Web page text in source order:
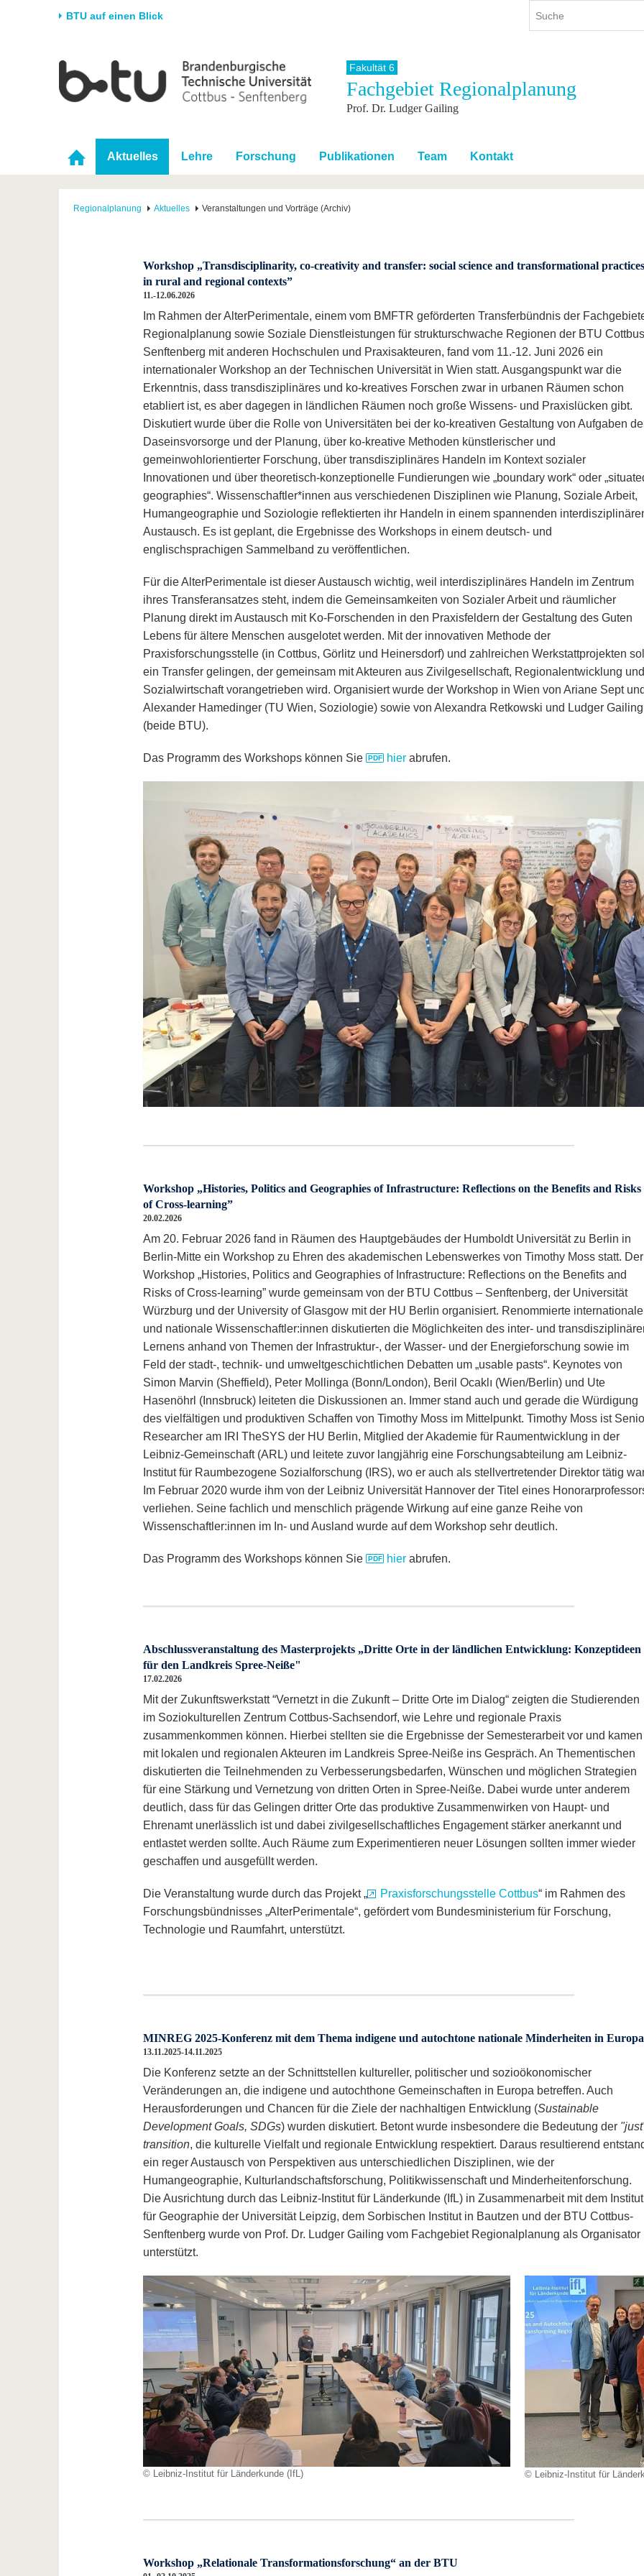
BTU auf einen Blick
Universität
Karriere & Engagement
Partnerschaften &
Strukturwandel
Forschung
Förderung
Wissenschaftlicher
Nachwuchs
Studium
Studienangebot
Im Studium
Nach dem Studium
International
Internationales Profil
Mit der BTU ins Ausland
Für internationale
Studierende
Weiterbildung
Fakultät 6
Fachgebiet Regionalplanung
Prof. Dr. Ludger Gailing
Aktuelles Lehre Forschung Publikationen Team Kontakt
Regionalplanung Aktuelles Veranstaltungen und Vorträge (Archiv)
Workshop „Transdisciplinarity, co-creativity and transfer: social science and transformational practices
in rural and regional contexts”
11.-12.06.2026
Im Rahmen der AlterPerimentale, einem vom BMFTR geförderten Transferbündnis der
Regionalplanung sowie Soziale Dienstleistungen für strukturschwache Regionen der BTU
Senftenberg mit anderen Hochschulen und Praxisakteuren, fand vom 11.-12. Juni 2026 ein
internationaler Workshop an der Technischen Universität in Wien statt. Ausgangspunkt war die
Erkenntnis, dass transdisziplinäres und ko-kreatives Forschen zwar in urbanen Räumen schon
etabliert ist, es aber dagegen in ländlichen Räumen noch große Wissens- und Praxislücken gibt.
Diskutiert wurde über die Rolle von Universitäten bei der ko-kreativen Gestaltung von Aufgaben
Daseinsvorsorge und der Planung, über ko-kreative Methoden künstlerischer und
gemeinwohlorientierter Forschung, über transdisziplinäres Handeln im Kontext sozialer
Innovationen und über theoretisch-konzeptionelle Fundierungen wie „boundary work“ oder
geographies“. Wissenschaftler*innen aus verschiedenen Disziplinen wie Planung, Soziale Arbeit,
Humangeographie und Soziologie reflektierten ihr Handeln in einem spannenden
Austausch. Es ist geplant, die Ergebnisse des Workshops in einem deutsch- und
englischsprachigen Sammelband zu veröffentlichen.
Für die AlterPerimentale ist dieser Austausch wichtig, weil interdisziplinäres Handeln im Zentrum
ihres Transferansatzes steht, indem die Gemeinsamkeiten von Sozialer Arbeit und räumlicher
Planung direkt im Austausch mit Ko-Forschenden in den Praxisfeldern der Gestaltung des Guten
Lebens für ältere Menschen ausgelotet werden. Mit der innovativen Methode der
Praxisforschungsstelle (in Cottbus, Görlitz und Heinersdorf) und zahlreichen Werkstattprojekten soll
ein Transfer gelingen, der gemeinsam mit Akteuren aus Zivilgesellschaft, Regionalentwicklung und
Sozialwirtschaft vorangetrieben wird. Organisiert wurde der Workshop in Wien von Ariane Sept und
Alexander Hamedinger (TU Wien, Soziologie) sowie von Alexandra Retkowski und Ludger Gailing
(beide BTU).
Das Programm des Workshops können Sie hierabrufen.
Workshop „Histories, Politics and Geographies of Infrastructure: Reflections on the Benefits and Risks
of Cross-learning”
20.02.2026
Am 20. Februar 2026 fand in Räumen des Hauptgebäudes der Humboldt Universität zu Berlin in
Berlin-Mitte ein Workshop zu Ehren des akademischen Lebenswerkes von Timothy Moss statt. Der
Workshop „Histories, Politics and Geographies of Infrastructure: Reflections on the Benefits and
Risks of Cross-learning” wurde gemeinsam von der BTU Cottbus – Senftenberg, der Universität
Würzburg und der University of Glasgow mit der HU Berlin organisiert. Renommierte internationale
und nationale Wissenschaftler:innen diskutierten die Möglichkeiten des inter- und
Lernens anhand von Themen der Infrastruktur-, der Wasser- und der Energieforschung sowie im
Feld der stadt-, technik- und umweltgeschichtlichen Debatten um „usable pasts“. Keynotes von
Simon Marvin (Sheffield), Peter Mollinga (Bonn/London), Beril Ocaklı (Wien/Berlin) und Ute
Hasenöhrl (Innsbruck) leiteten die Diskussionen an. Immer stand auch und gerade die Würdigung
des vielfältigen und produktiven Schaffen von Timothy Moss im Mittelpunkt. Timothy Moss ist
Researcher am IRI TheSYS der HU Berlin, Mitglied der Akademie für Raumentwicklung in der
Leibniz-Gemeinschaft (ARL) und leitete zuvor langjährig eine Forschungsabteilung am Leibniz-
Institut für Raumbezogene Sozialforschung (IRS), wo er auch als stellvertretender Direktor tätig
Im Februar 2020 wurde ihm von der Leibniz Universität Hannover der Titel eines
verliehen. Seine fachlich und menschlich prägende Wirkung auf eine ganze Reihe von
Wissenschaftler:innen im In- und Ausland wurde auf dem Workshop sehr deutlich.
Das Programm des Workshops können Sie hierabrufen.
Abschlussveranstaltung des Masterprojekts „Dritte Orte in der ländlichen Entwicklung: Konzeptideen
für den Landkreis Spree-Neiße"
17.02.2026
Mit der Zukunftswerkstatt “Vernetzt in die Zukunft – Dritte Orte im Dialog“ zeigten die Studierenden
im Soziokulturellen Zentrum Cottbus-Sachsendorf, wie Lehre und regionale Praxis
zusammenkommen können. Hierbei stellten sie die Ergebnisse der Semesterarbeit vor und kamen
mit lokalen und regionalen Akteuren im Landkreis Spree-Neiße ins Gespräch. An Thementischen
diskutierten die Teilnehmenden zu Verbesserungsbedarfen, Wünschen und möglichen Strategien
für eine Stärkung und Vernetzung von dritten Orten in Spree-Neiße. Dabei wurde unter anderem
deutlich, dass für das Gelingen dritter Orte das produktive Zusammenwirken von Haupt- und
Ehrenamt unerlässlich ist und dabei zivilgesellschaftliches Engagement stärker anerkannt und
entlastet werden sollte. Auch Räume zum Experimentieren neuer Lösungen sollten immer wieder
geschaffen und ausgefüllt werden.
Die Veranstaltung wurde durch das Projekt „ Praxisforschungsstelle Cottbus“ im Rahmen des
Forschungsbündnisses „AlterPerimentale“, gefördert vom Bundesministerium für Forschung,
Technologie und Raumfahrt, unterstützt.
MINREG 2025-Konferenz mit dem Thema indigene und autochtone nationale Minderheiten in Europa
13.11.2025-14.11.2025
Die Konferenz setzte an der Schnittstellen kultureller, politischer und sozioökonomischer
Veränderungen an, die indigene und autochthone Gemeinschaften in Europa betreffen. Auch
Herausforderungen und Chancen für die Ziele der nachhaltigen Entwicklung (Sustainable
Development Goals, SDGs) wurden diskutiert. Betont wurde insbesondere die Bedeutung der
transition, die kulturelle Vielfalt und regionale Entwicklung respektiert. Daraus resultierend
ein reger Austausch von Perspektiven aus unterschiedlichen Disziplinen, wie der
Humangeographie, Kulturlandschaftsforschung, Politikwissenschaft und Minderheitenforschung.
Die Ausrichtung durch das Leibniz-Institut für Länderkunde (IfL) in Zusammenarbeit mit dem Institut
für Geographie der Universität Leipzig, dem Sorbischen Institut in Bautzen und der BTU Cottbus-
Senftenberg wurde von Prof. Dr. Ludger Gailing vom Fachgebiet Regionalplanung als Organisator
unterstützt.
© Leibniz-Institut für Länderkunde (IfL) © Leibniz-Institut für
Workshop „Relationale Transformationsforschung“ an der BTU